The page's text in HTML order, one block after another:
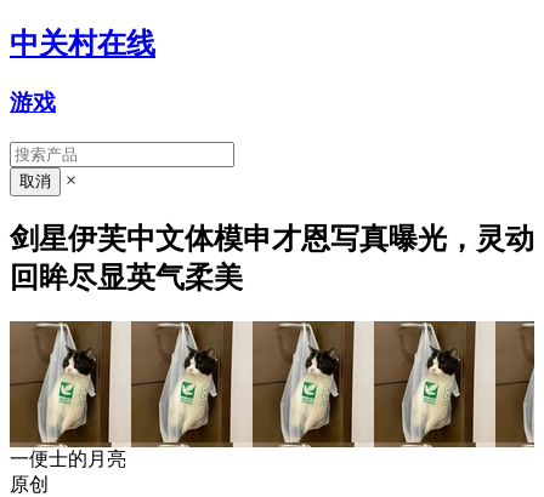
中关村在线
游戏
×
剑星伊芙中文体模申才恩写真曝光，灵动
回眸尽显英气柔美
一便士的月亮
原创